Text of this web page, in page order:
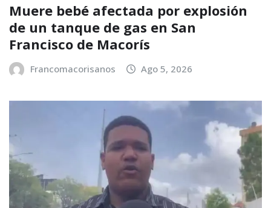
Muere bebé afectada por explosión
de un tanque de gas en San
Francisco de Macorís
Francomacorisanos Ago 5, 2026